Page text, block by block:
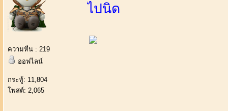
ความหื่น : 219
ออฟไลน์
กระทู้: 11,804
โพสต์: 2,065
ไปนิด